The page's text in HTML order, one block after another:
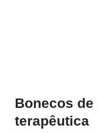
Bonecos de
terapêutica